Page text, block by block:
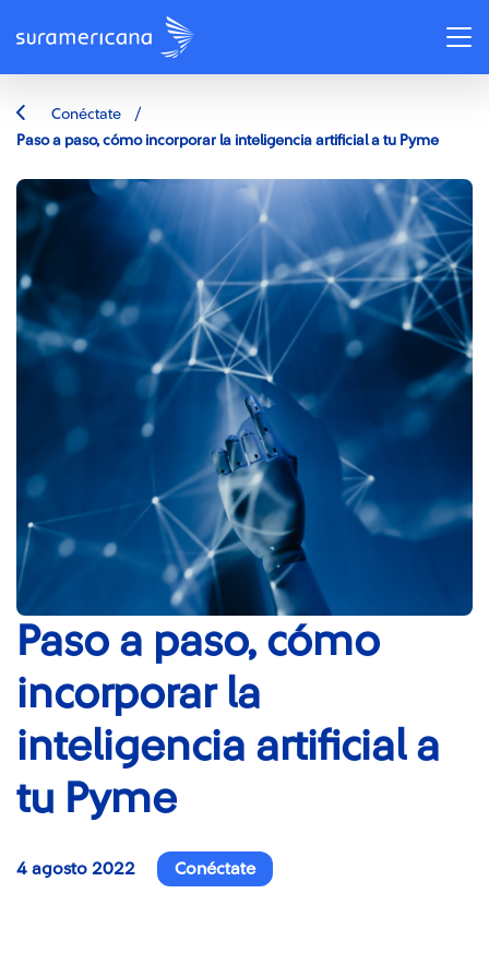
Conéctate /
Paso a paso, cómo incorporar la inteligencia artificial a tu Pyme
Paso a paso, cómo
incorporar la
inteligencia artificial a
tu Pyme
4 agosto 2022 Conéctate